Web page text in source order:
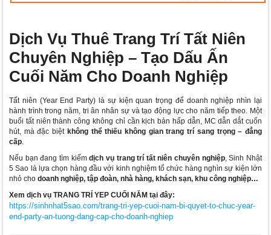
Dịch Vụ Thuê Trang Trí Tất Niên
Chuyên Nghiệp – Tạo Dấu Ấn
Cuối Năm Cho Doanh Nghiệp
Tất niên (Year End Party) là sự kiện quan trọng để doanh nghiệp nhìn lại
hành trình trong năm, tri ân nhân sự và tạo động lực cho năm tiếp theo. Một
buổi tất niên thành công không chỉ cần kịch bản hấp dẫn, MC dẫn dắt cuốn
hút, mà đặc biệt không thể thiếu không gian trang trí sang trọng – đẳng
cấp.
Nếu bạn đang tìm kiếmdịch vụ trang trí tất niên chuyên nghiệp, Sinh Nhật
5 Sao là lựa chọn hàng đầu với kinh nghiệm tổ chức hàng nghìn sự kiện lớn
nhỏ cho doanh nghiệp, tập đoàn, nhà hàng, khách sạn, khu công nghiệp…
Xem dịch vụ TRANG TRÍ YEP CUỐI NĂM tại đây:
https://sinhnhat5sao.com/trang-tri-yep-cuoi-nam-bi-quyet-to-chuc-year-
end-party-an-tuong-dang-cap-cho-doanh-nghiep